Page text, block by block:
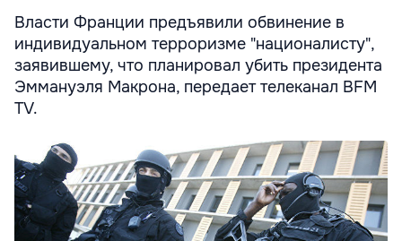
Власти Франции предъявили обвинение в
индивидуальном терроризме "националисту",
заявившему, что планировал убить президента
Эммануэля Макрона, передает телеканал BFM
TV.